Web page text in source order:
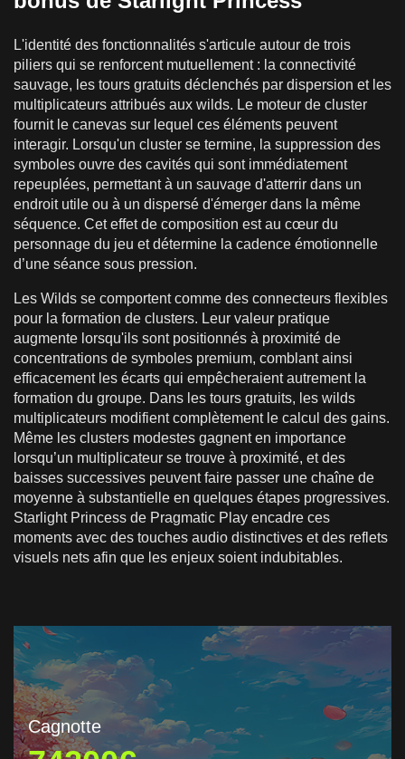
L'identité des fonctionnalités s'articule autour de trois
piliers qui se renforcent mutuellement : la connectivité
sauvage, les tours gratuits déclenchés par dispersion et les
multiplicateurs attribués aux wilds. Le moteur de cluster
fournit le canevas sur lequel ces éléments peuvent
interagir. Lorsqu'un cluster se termine, la suppression des
symboles ouvre des cavités qui sont immédiatement
repeuplées, permettant à un sauvage d'atterrir dans un
endroit utile ou à un dispersé d'émerger dans la même
séquence. Cet effet de composition est au cœur du
personnage du jeu et détermine la cadence émotionnelle
d’une séance sous pression.
Les Wilds se comportent comme des connecteurs flexibles
pour la formation de clusters. Leur valeur pratique
augmente lorsqu'ils sont positionnés à proximité de
concentrations de symboles premium, comblant ainsi
efficacement les écarts qui empêcheraient autrement la
formation du groupe. Dans les tours gratuits, les wilds
multiplicateurs modifient complètement le calcul des gains.
Même les clusters modestes gagnent en importance
lorsqu’un multiplicateur se trouve à proximité, et des
baisses successives peuvent faire passer une chaîne de
moyenne à substantielle en quelques étapes progressives.
Starlight Princess de Pragmatic Play encadre ces
moments avec des touches audio distinctives et des reflets
visuels nets afin que les enjeux soient indubitables.
Cagnotte